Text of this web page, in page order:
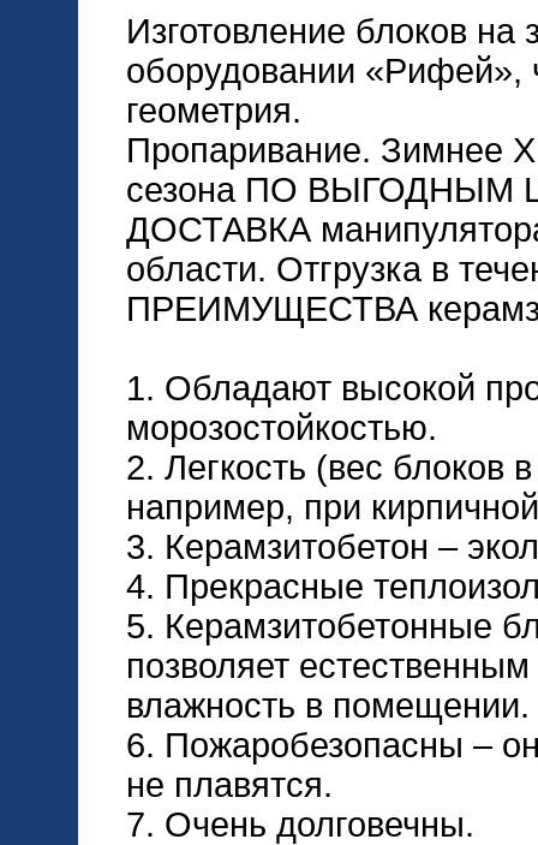
Изготовление блоков на
оборудовании «Рифей»,
геометрия.
Пропаривание. Зимнее
сезона ПО ВЫГОДНЫМ
ДОСТАВКА
области. Отгрузка в
ПРЕИМУЩЕСТВА
1. Обладают высокой
морозостойкостью.
2. Легкость (вес блоков
например, при
3. Керамзитобетон –
4. Прекрасные
5. Керамзитобетонные
позволяет
влажность в помещении.
6. Пожаробезопасны –
не плавятся.
7. Очень долговечны.